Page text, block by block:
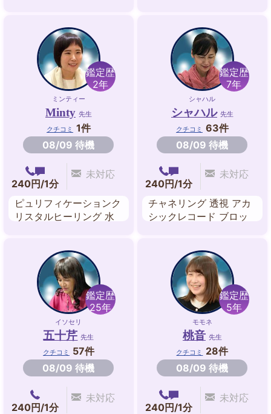
ラ チャクラ
グ オーラ スピリチュア
ル・リーディング
鑑定歴
2年
ミンティー
Minty 先生
クチコミ 1件
08/09 待機
240円/1分
未対応
ピュリフィケーションク
リスタルヒーリング 水
宙の法則 シンクロニシ
鑑定歴
7年
シャハル
シャハル 先生
クチコミ 63件
08/09 待機
240円/1分
未対応
チャネリング 透視 アカ
シックレコード ブロッ
鑑定歴
25年
イソセリ
五十芹 先生
クチコミ
57件
08/09 待機
240円/1分
未対応
鑑定歴
5年
モモネ
桃音 先生
クチコミ
28件
08/09 待機
240円/1分
未対応